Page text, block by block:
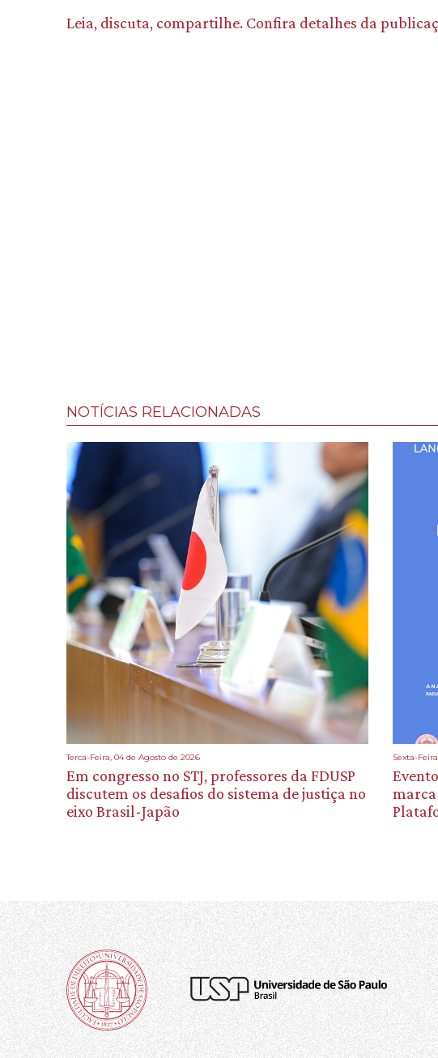
Leia, discuta, compartilhe. Confira detalhes da
NOTÍCIAS RELACIONADAS
Terca-Feira, 04 de Agosto de 2026
Em congresso no STJ, professores da FDUSP
discutem os desafios do sistema de justiça no
eixo Brasil-Japão
Sexta-